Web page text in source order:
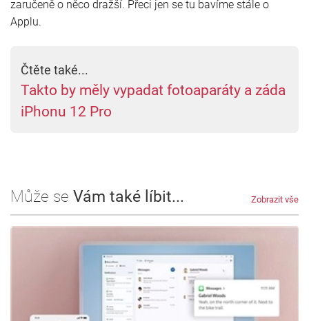
zaručeně o něco dražší. Přeci jen se tu bavíme stále o
Applu.
Čtěte také...
Takto by měly vypadat fotoaparáty a záda
iPhonu 12 Pro
Může se Vám také líbit... Zobrazit vše